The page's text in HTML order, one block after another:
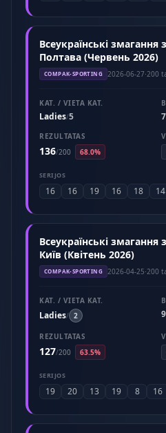
Всеукраїнські змагання
Полтава (Червень 2026)
COMPAK-SPORTING 2026-06-27·200
KAT. / VIETA KAT.
Ladies/5
REZULTATAS
136/200 68.0%
SERIJOS
16 16 19 16 18 14
Всеукраїнські змагання
Київ (Квітень 2026)
COMPAK-SPORTING 2026-04-25·200
KAT. / VIETA KAT.
Ladies/ 2
REZULTATAS
127/200 63.5%
SERIJOS
19 20 13 19 8 16